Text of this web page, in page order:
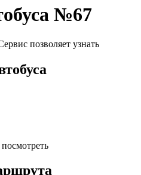
№67
позволяет узнать